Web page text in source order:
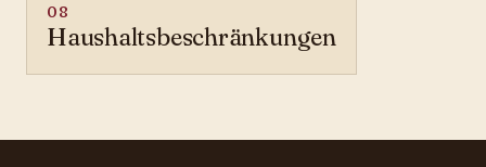
08
Haushaltsbeschränkungen